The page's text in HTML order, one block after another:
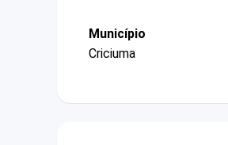
Município
Criciuma